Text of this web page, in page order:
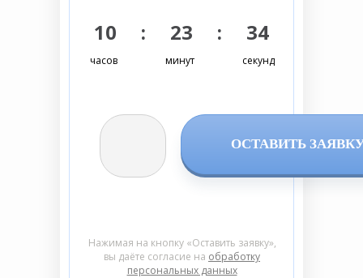
10 : 23 : 34
ОСТАВИТЬ
Нажимая на кнопку «Оставить заявку»,
вы даёте согласие на обработку
персональных данных
секунд
минут
часов